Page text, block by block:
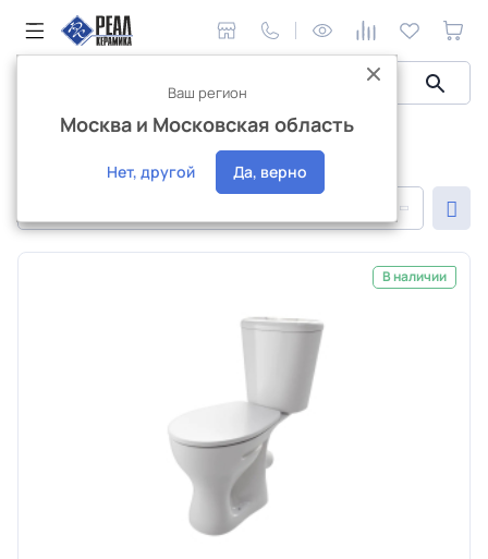
Сантехника и аксессуары Сантехника Ekokerama
Сантехника Ekokerama
В наличии
Ваш регион
Москва и Московская область
Нет, другой Да, верно